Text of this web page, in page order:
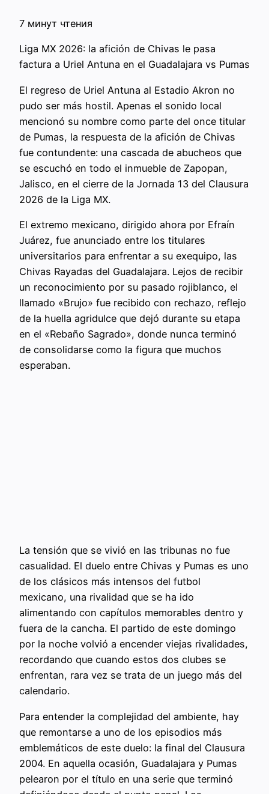
7 минут чтения
Liga MX 2026: la afición de Chivas le pasa
factura a Uriel Antuna en el Guadalajara vs Pumas
El regreso de Uriel Antuna al Estadio Akron no
pudo ser más hostil. Apenas el sonido local
mencionó su nombre como parte del once titular
de Pumas, la respuesta de la afición de Chivas
fue contundente: una cascada de abucheos que
se escuchó en todo el inmueble de Zapopan,
Jalisco, en el cierre de la Jornada 13 del Clausura
2026 de la Liga MX.
El extremo mexicano, dirigido ahora por Efraín
Juárez, fue anunciado entre los titulares
universitarios para enfrentar a su exequipo, las
Chivas Rayadas del Guadalajara. Lejos de recibir
un reconocimiento por su pasado rojiblanco, el
llamado «Brujo» fue recibido con rechazo, reflejo
de la huella agridulce que dejó durante su etapa
en el «Rebaño Sagrado», donde nunca terminó
de consolidarse como la figura que muchos
esperaban.
La tensión que se vivió en las tribunas no fue
casualidad. El duelo entre Chivas y Pumas es uno
de los clásicos más intensos del futbol
mexicano, una rivalidad que se ha ido
alimentando con capítulos memorables dentro y
fuera de la cancha. El partido de este domingo
por la noche volvió a encender viejas rivalidades,
recordando que cuando estos dos clubes se
enfrentan, rara vez se trata de un juego más del
calendario.
Para entender la complejidad del ambiente, hay
que remontarse a uno de los episodios más
emblemáticos de este duelo: la final del Clausura
2004. En aquella ocasión, Guadalajara y Pumas
pelearon por el título en una serie que terminó